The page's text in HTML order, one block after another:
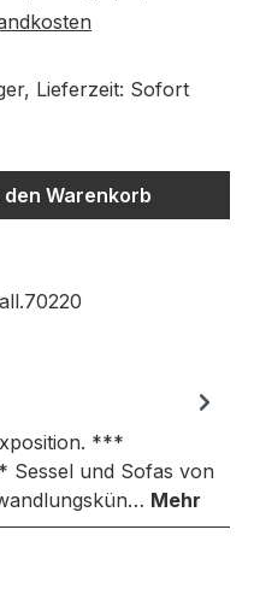
Lieferzeit: Sofort
den
den Warenkorb
***
Sessel und Sofas von
Mehr